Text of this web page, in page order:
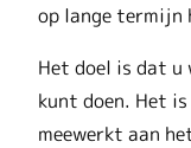
op lange termijn
Het doel is dat u
kunt doen. Het
meewerkt aan